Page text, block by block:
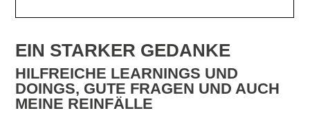
EIN STARKER GEDANKE
HILFREICHE LEARNINGS UND
DOINGS, GUTE FRAGEN UND AUCH
MEINE REINFÄLLE